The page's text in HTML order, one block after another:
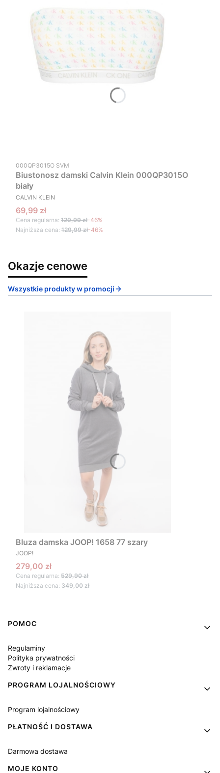
Kod produktu
000QP3015O SVM
Biustonosz damski Calvin Klein 000QP3015O
biały
PRODUCENT
CALVIN KLEIN
Cena promocyjna
69,99 zł
Cena regularna: 129,99 zł-46%
Najniższa cena: 129,99 zł-46%
Okazje cenowe
Wszystkie produkty w promocji
Bluza damska JOOP! 1658 77 szary
PRODUCENT
JOOP!
Cena promocyjna
279,00 zł
Cena regularna: 529,90 zł
Najniższa cena: 349,00 zł
Linki w stopce
POMOC
Regulaminy
Polityka prywatności
Zwroty i reklamacje
PROGRAM LOJALNOŚCIOWY
Program lojalnościowy
PŁATNOŚĆ I DOSTAWA
Darmowa dostawa
MOJE KONTO